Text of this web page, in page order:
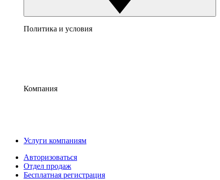
Политика и условия
Компания
Услуги компаниям
Авторизоваться
Отдел продаж
Бесплатная регистрация